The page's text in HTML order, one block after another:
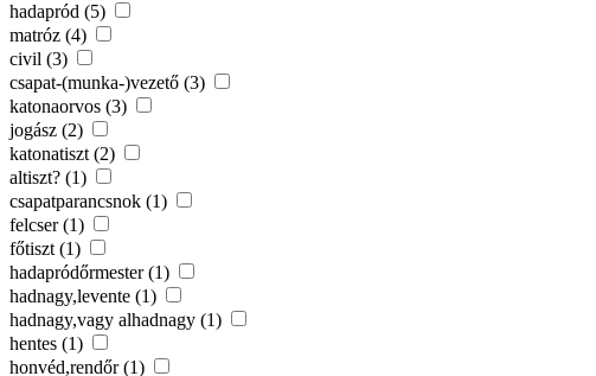
hadapród (5)
matróz (4)
civil (3)
csapat-(munka-)vezető (3)
katonaorvos (3)
jogász (2)
katonatiszt (2)
altiszt? (1)
csapatparancsnok (1)
felcser (1)
főtiszt (1)
hadapródőrmester (1)
hadnagy,levente (1)
hadnagy,vagy alhadnagy (1)
hentes (1)
honvéd,rendőr (1)